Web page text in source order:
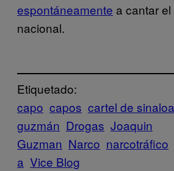
espontáneamente a cantar
nacional.
Etiquetado:
capo capos cartel de sinaloa
guzmán Drogas Joaquin
Guzman Narco narcotráfico
a Vice Blog